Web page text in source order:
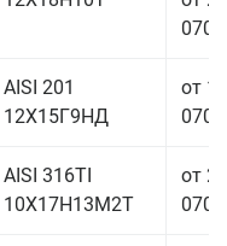
AISI 201
12Х15Г9НД
от
AISI 316TI
10Х17Н13М2Т
от